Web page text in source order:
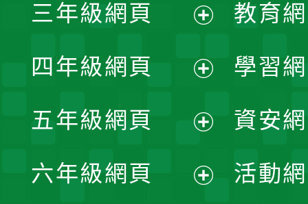
選
單
開
選
單
三年級網頁
開
選
單
四年級網頁
開
選
五年級網頁
開
六年級網頁
教育
學習
資安
活動